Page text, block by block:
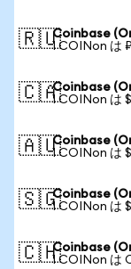
🇷🇺Coinbase
1 COINon は
🇨🇦Coinbase
1 COINon は
🇦🇺Coinbase
1 COINon は
🇸🇬Coinbase
1 COINon は
🇨🇭Coinbase
1 COINon は